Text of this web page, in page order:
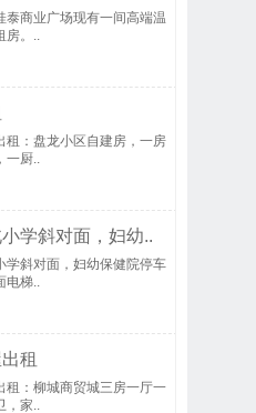
泰商业广场现有一间高端温
房。..
租：盘龙小区自建房，一房
一厨..
学斜对面，妇幼..
学斜对面，妇幼保健院停车
电梯..
租
租：柳城商贸城三房一厅一
，家..